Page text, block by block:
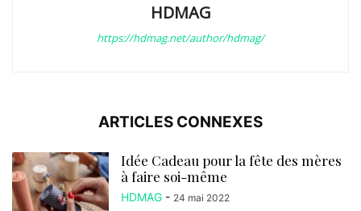
HDMAG
https://hdmag.net/author/hdmag/
ARTICLES CONNEXES
Idée Cadeau pour la fête des mères
à faire soi-même
HDMAG - 24 mai 2022